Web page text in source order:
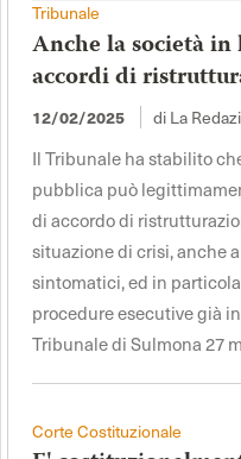
Tribunale
Anche la società in
accordi di
12/02/2025 di La
Il Tribunale ha stabilito
pubblica può
di accordo di
situazione di crisi, anche
sintomatici, ed in
procedure esecutive già
Tribunale di Sulmona 27
Corte Costituzionale